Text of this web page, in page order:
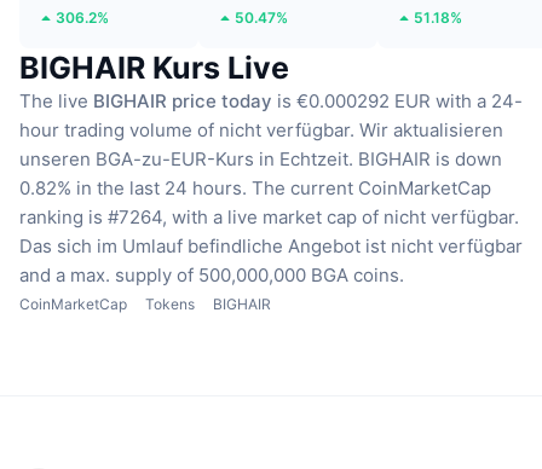
306.2% 50.47% 51.18%
BIGHAIR Kurs Live
The live BIGHAIR price today is €0.000292 EUR with a 24-
hour trading volume of nicht verfügbar. Wir aktualisieren
unseren BGA-zu-EUR-Kurs in Echtzeit. BIGHAIR is down
0.82% in the last 24 hours. The current CoinMarketCap
ranking is #7264, with a live market cap of nicht verfügbar.
Das sich im Umlauf befindliche Angebot ist nicht verfügbar
and a max. supply of 500,000,000 BGA coins.
CoinMarketCap Tokens BIGHAIR